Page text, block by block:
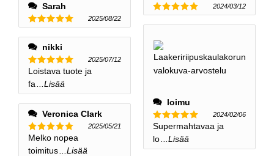
Sarah
5ulos 5
2025/08/22
nikki
Nimellinen
5
ulos 5
2025/07/12
Loistava tuote ja
fa
...Lisää
Veronica Clark
Nimellinen
5
ulos 5
2025/05/21
Melko nopea
toimitus
...Lisää
5ulos 5
2024/03/12
loimu
Nimellinen
5
ulos 5
2024/02/06
Supermahtavaa ja
lo
...Lisää